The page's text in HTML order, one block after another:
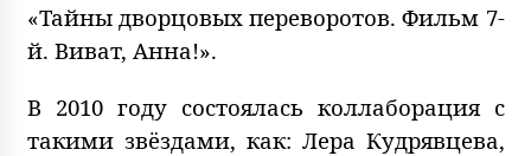
«Тайны дворцовых переворотов. Фильм 7-
й. Виват, Анна!».
В 2010 году состоялась коллаборация с
такими звёздами, как: Лера Кудрявцева,